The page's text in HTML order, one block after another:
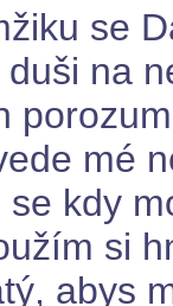
se
na
mé
kdy
si
abys